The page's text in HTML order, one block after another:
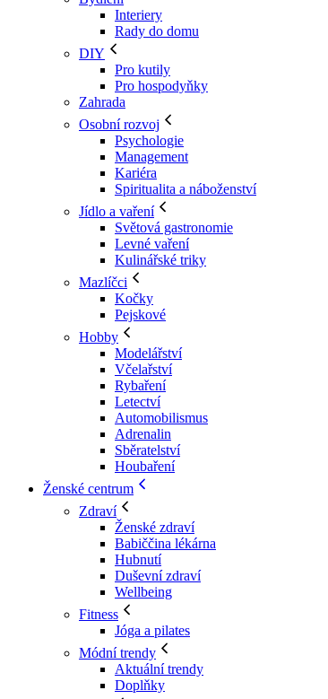
Interiery
Rady do domu
DIY
Pro kutily
Pro hospodyňky
Zahrada
Osobní rozvoj
Psychologie
Management
Kariéra
Spiritualita a náboženství
Jídlo a vaření
Světová gastronomie
Levné vaření
Kulinářské triky
Mazlíčci
Kočky
Pejskové
Hobby
Modelářství
Včelařství
Rybaření
Letectví
Automobilismus
Adrenalin
Sběratelství
Houbaření
Ženské centrum
Zdraví
Ženské zdraví
Babiččina lékárna
Hubnutí
Duševní zdraví
Wellbeing
Fitness
Jóga a pilates
Módní trendy
Aktuální trendy
Doplňky